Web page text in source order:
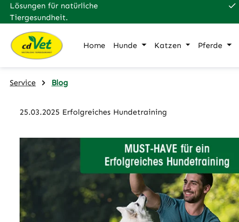
Hauptinhalt springen
Zur Suche springen
Zur Hauptnavigation springen
Lösungen für natürliche
Tiergesundheit.
Home Hunde Katzen Pferde
Service Blog
25.03.2025 Erfolgreiches Hundetraining